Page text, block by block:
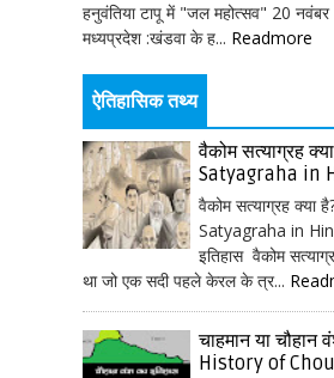
हनुवंतिया टापू में "जल महोत्सव" 20
मध्यप्रदेश :खंडवा के ह... Readmore
ऐतिहासिक तथ्य
वैकोम सत्याग्रह
Satyagraha in
वैकोम सत्याग्रह क्या
Satyagraha in
इतिहास वैकोम
था जो एक सदी पहले केरल के त्र...
चाहमान या चौहान
History of